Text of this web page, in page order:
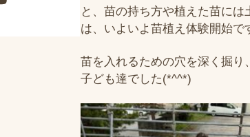
と、苗の持ち方や植えた苗に
は、いよいよ苗植え体験開始で
苗を入れるための穴を深く掘
子ども達でした(*^^*)